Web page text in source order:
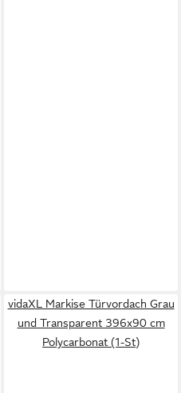
vidaXL Markise Türvordach Grau
und Transparent 396x90 cm
Polycarbonat (1-St)